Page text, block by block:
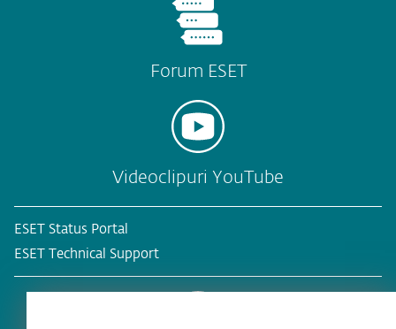
Forum ESET
Videoclipuri YouTube
ESET Status Portal
ESET Technical Support